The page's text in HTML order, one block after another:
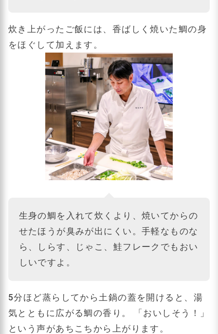
炊き上がったご飯には、香ばしく焼いた鯛の身
をほぐして加えます。
生身の鯛を入れて炊くより、焼いてからの
せたほうが臭みが出にくい。手軽なものな
ら、しらす、じゃこ、鮭フレークでもおい
しいですよ。
5分ほど蒸らしてから土鍋の蓋を開けると、湯
気とともに広がる鯛の香り。 「おいしそう！」
という声があちこちから上がります。